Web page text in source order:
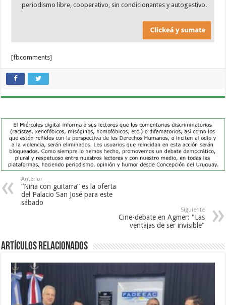
periodismo libre, cooperativo, sin condicionantes y autogestivo.
[fbcomments]
Anterior
“Niña con guitarra” es la oferta
del Palacio San José para este
sábado
Siguiente
Cine-debate en Agmer: "Las
ventajas de ser invisible"
Artículos Relacionados